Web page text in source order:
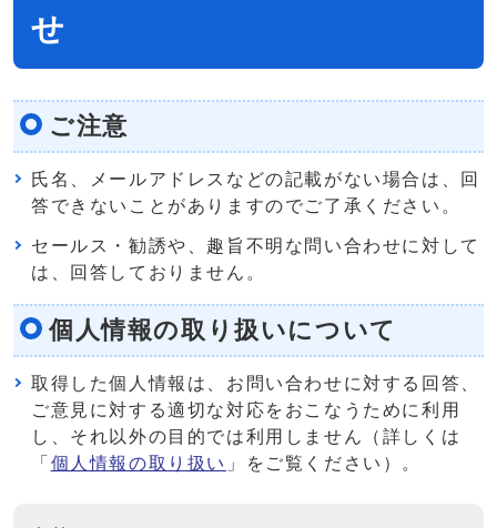
せ
ご注意
氏名、メールアドレスなどの記載がない場合は、回
答できないことがありますのでご了承ください。
セールス・勧誘や、趣旨不明な問い合わせに対して
は、回答しておりません。
個人情報の取り扱いについて
取得した個人情報は、お問い合わせに対する回答、
ご意見に対する適切な対応をおこなうために利用
し、それ以外の目的では利用しません（詳しくは
「 個人情報の取り扱い 」をご覧ください）。